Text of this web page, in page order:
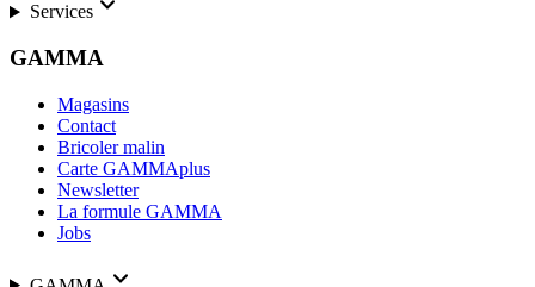
Services
GAMMA
Magasins
Contact
Bricoler malin
Carte GAMMAplus
Newsletter
La formule GAMMA
Jobs